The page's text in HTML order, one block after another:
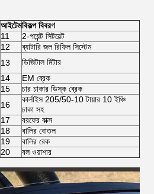
আইটেমবিকল্প বিবরণ
11
2-পয়েন্ট সিটবেল্ট
12
ব্যাটারি জল রিফিল সিস্টেম
13
ডিজিটাল মিটার
14
EM ব্রেক
15
চার চাকার ডিস্ক ব্রেক
16
কার্লাইস 205/50-10 টায়ার 10 ইঞ্চি
চাকা সহ
17
বরফের বাক্স
18
বালির বোতল
19
বালির রেক
20 বল ওয়াশার